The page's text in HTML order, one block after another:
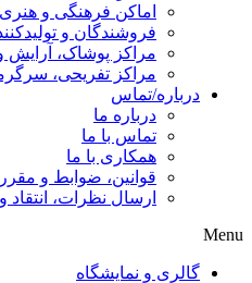
اماکن فرهنگی و هنری
فروشندگان و
مراکز پوشاک، آرایش
مراکز تفریحی،
درباره/تماس
درباره ما
تماس با ما
همکاری با ما
قوانین، ضوابط و
ارسال نظرات، انتقاد
Menu
گالری و نمایشگاه